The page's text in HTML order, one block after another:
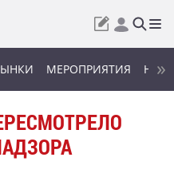
МЕРОПРИЯТИЯ